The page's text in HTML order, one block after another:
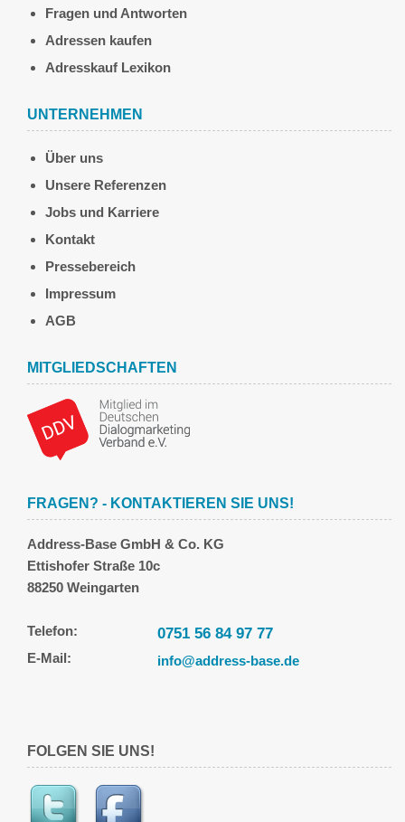
Fragen und Antworten
Adressen kaufen
Adresskauf Lexikon
UNTERNEHMEN
Über uns
Unsere Referenzen
Jobs und Karriere
Kontakt
Pressebereich
Impressum
AGB
MITGLIEDSCHAFTEN
FRAGEN? - KONTAKTIEREN SIE UNS!
Address-Base GmbH & Co. KG
Ettishofer Straße 10c
88250 Weingarten
Telefon: 0751 56 84 97 77
E-Mail: info@address-base.de
FOLGEN SIE UNS!